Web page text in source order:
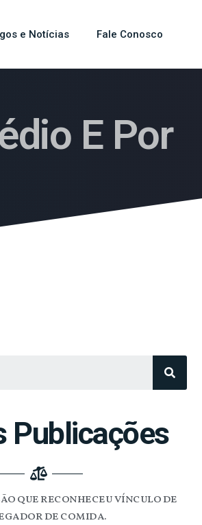
e Notícias Fale Conosco
E Por
Publicações
que reconheceu vínculo de
de comida.